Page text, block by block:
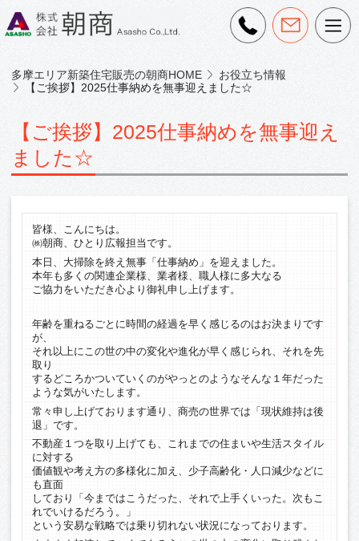
多摩エリア新築住宅販売の朝商HOME
お役立ち情報
【ご挨拶】2025仕事納めを無事迎えました☆
【ご挨拶】2025仕事納めを無事迎え
ました☆
皆様、こんにちは。
㈱朝商、ひとり広報担当です。
本日、大掃除を終え無事「仕事納め」を迎えました。
本年も多くの関連企業様、業者様、職人様に多大なる
ご協力をいただき心より御礼申し上げます。
年齢を重ねるごとに時間の経過を早く感じるのはお決まりです
が、
それ以上にこの世の中の変化や進化が早く感じられ、それを先
取り
するどころかついていくのがやっとのようなそんな１年だった
ような気がいたします。
常々申し上げております通り、商売の世界では「現状維持は後
退」です。
不動産１つを取り上げても、これまでの住まいや生活スタイル
に対する
価値観や考え方の多様化に加え、少子高齢化・人口減少などに
も直面
しており「今まではこうだった、それで上手くいった。次もこ
れでいけるだろう。」
という安易な戦略では乗り切れない状況になっております。